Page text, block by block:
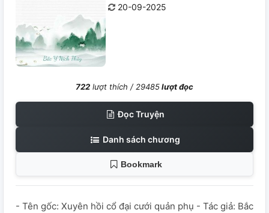
20-09-2025
722 lượt thích /29485lượt đọc
Đọc Truyện
Danh sách chương
Bookmark
- Tên gốc: Xuyên hồi cổ đại cưới quản phụ - Tác giả: Bắc